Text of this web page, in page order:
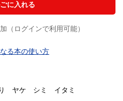
に入れる
（ログインで利用可能）
る本の使い方
り ヤケ シミ イタミ